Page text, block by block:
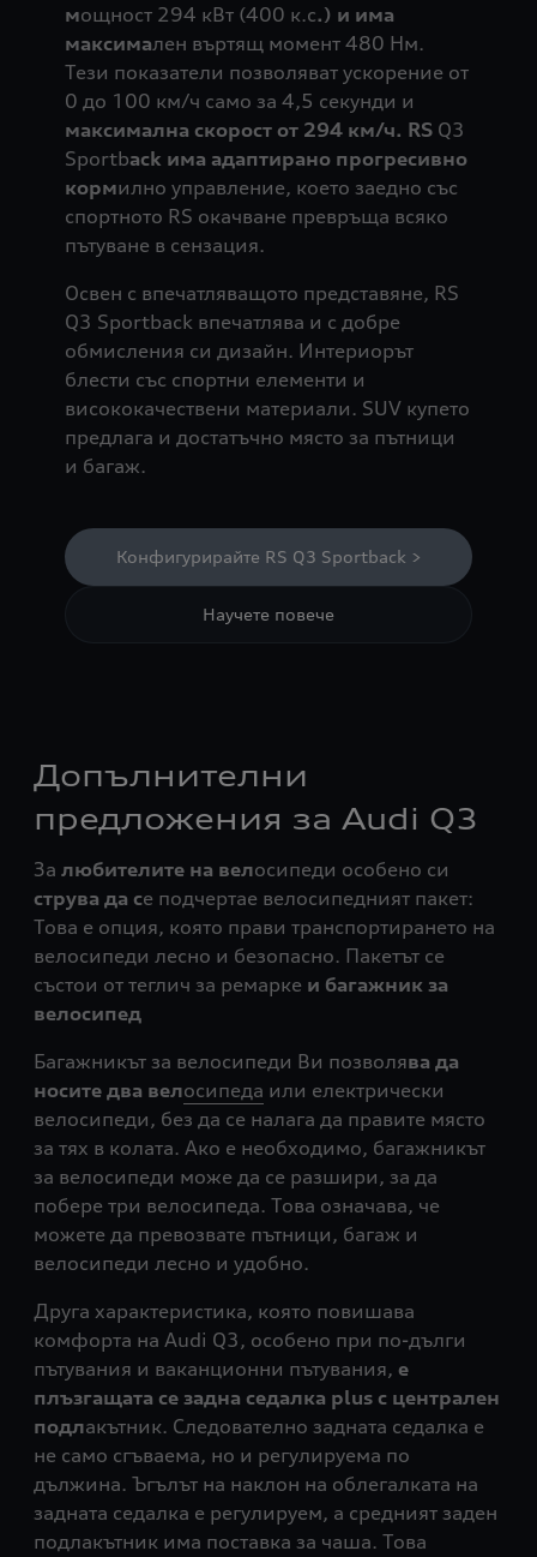
мощност 294 кВт (400 к.с.) и има
максимален въртящ момент 480 Нм.
Тези показатели позволяват ускорение от
0 до 100 км/ч само за 4,5 секунди и
максимална скорост от 294 км/ч. RSQ3
Sportback има адаптирано прогресивно
кормилно управление, което заедно със
спортното RS окачване превръща всяко
пътуване в сензация.
Освен с впечатляващото представяне, RS
Q3 Sportback впечатлява и с добре
обмисления си дизайн. Интериорът
блести със спортни елементи и
висококачествени материали. SUV купето
предлага и достатъчно място за пътници
и багаж.
Конфигурирайте RS Q3 Sportback >
Научете повече
Допълнителни
предложения за Audi Q3
За любителите на велосипеди особено си
струва да се подчертае велосипедният пакет:
Това е опция, която прави транспортирането на
велосипеди лесно и безопасно. Пакетът се
състои от теглич за ремарке и багажник за
велосипед
Багажникът за велосипеди Ви позволява да
носите два велосипеда или електрически
велосипеди, без да се налага да правите място
за тях в колата. Ако е необходимо, багажникът
за велосипеди може да се разшири, за да
побере три велосипеда. Това означава, че
можете да превозвате пътници, багаж и
велосипеди лесно и удобно.
Друга характеристика, която повишава
комфорта на Audi Q3, особено при по-дълги
пътувания и ваканционни пътувания, е
плъзгащата се задна седалка plus с централен
подлакътник. Следователно задната седалка е
не само сгъваема, но и регулируема по
дължина. Ъгълът на наклон на облегалката на
задната седалка е регулируем, а средният заден
подлакътник има поставка за чаша. Това